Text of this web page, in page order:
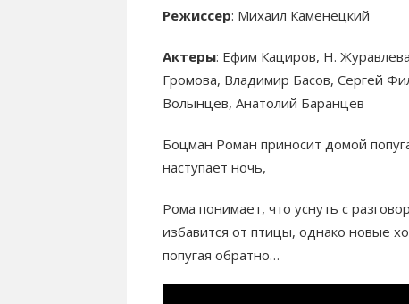
Режиссер: Михаил Каменецкий
Актеры: Ефим Кациров, Н.
Громова, Владимир Басов, Сергей
Волынцев, Анатолий Баранцев
Боцман Роман приносит домой
наступает ночь,
Рома понимает, что уснуть с
избавится от птицы, однако новые
попугая обратно…